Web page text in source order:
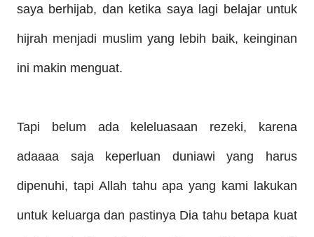
saya berhijab, dan ketika saya lagi belajar untuk
hijrah menjadi muslim yang lebih baik, keinginan
ini makin menguat.
Tapi belum ada keleluasaan rezeki, karena
adaaaa saja keperluan duniawi yang harus
dipenuhi, tapi Allah tahu apa yang kami lakukan
untuk keluarga dan pastinya Dia tahu betapa kuat